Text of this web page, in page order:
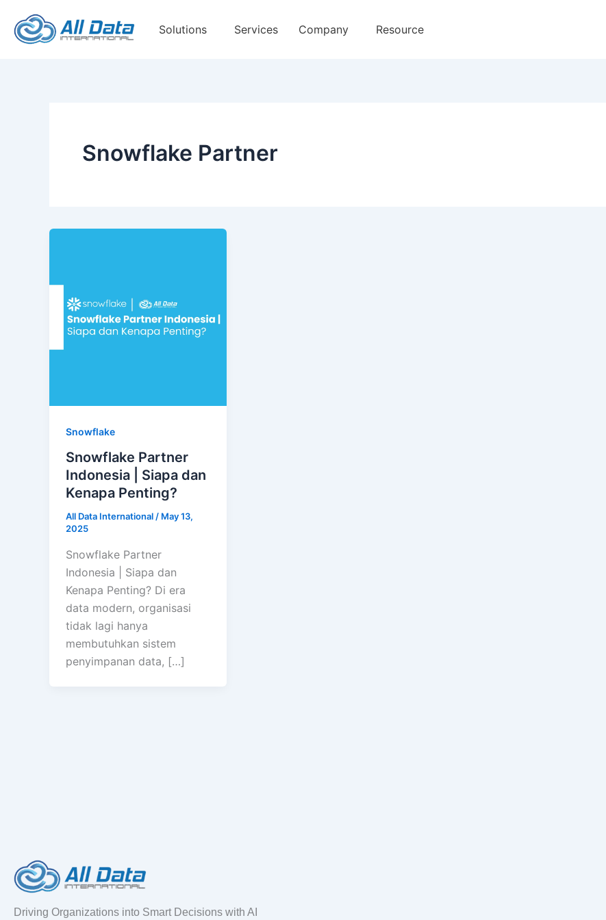
content
Solutions Services Company Resource
Snowflake Partner
Snowflake
Snowflake Partner
Indonesia | Siapa dan
Kenapa Penting?
All Data International/ May 13,
2025
Snowflake Partner
Indonesia | Siapa dan
Kenapa Penting? Di era
data modern, organisasi
tidak lagi hanya
membutuhkan sistem
penyimpanan data, […]
Driving Organizations into Smart Decisions with AI